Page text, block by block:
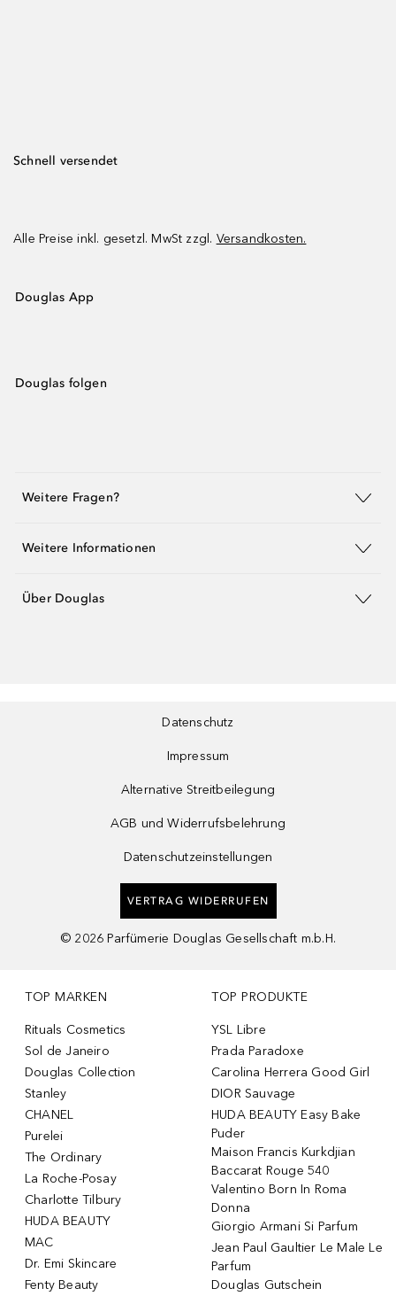
Schnell versendet
Alle Preise inkl. gesetzl. MwSt zzgl. Versandkosten.
Douglas App
Douglas folgen
Weitere Fragen?
Weitere Informationen
Über Douglas
Datenschutz
Impressum
Alternative Streitbeilegung
AGB und Widerrufsbelehrung
Datenschutzeinstellungen
VERTRAG WIDERRUFEN
© 2026 Parfümerie Douglas Gesellschaft m.b.H.
TOP MARKEN
Rituals Cosmetics
Sol de Janeiro
Douglas Collection
Stanley
CHANEL
Purelei
The Ordinary
La Roche-Posay
Charlotte Tilbury
HUDA BEAUTY
MAC
Dr. Emi Skincare
Fenty Beauty
TOP PRODUKTE
YSL Libre
Prada Paradoxe
Carolina Herrera Good Girl
DIOR Sauvage
HUDA BEAUTY Easy Bake
Puder
Maison Francis Kurkdjian
Baccarat Rouge 540
Valentino Born In Roma
Donna
Giorgio Armani Si Parfum
Jean Paul Gaultier Le Male Le
Parfum
Douglas Gutschein